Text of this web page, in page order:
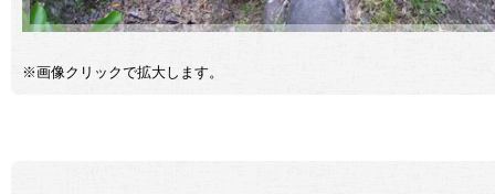
※画像クリックで拡大します。